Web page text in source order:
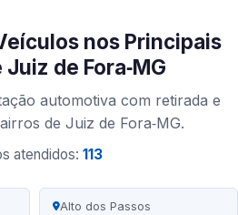
nos Principais
de Fora‑MG
automotiva com retirada e
de Juiz de Fora‑MG.
atendidos: 113
Alto dos Passos